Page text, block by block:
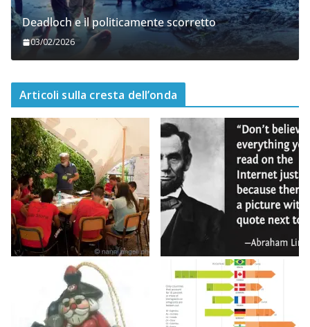
Deadloch e il politicamente scorretto
03/02/2026
Articoli sulla cresta dell’onda